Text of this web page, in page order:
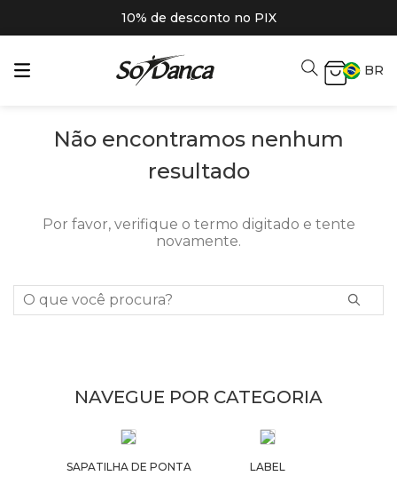
10% de desconto no PIX
BR
Não encontramos nenhum
resultado
Por favor, verifique o termo digitado e tente
novamente.
O que você procura?
NAVEGUE POR CATEGORIA
SAPATILHA DE PONTA LABEL